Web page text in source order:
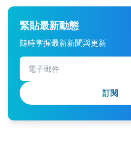
緊貼最新動態
隨時掌握最新新聞與更新
訂閱